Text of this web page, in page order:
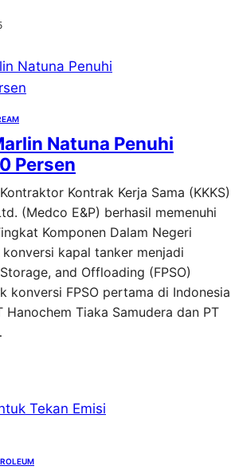
Natuna Penuhi
Persen
Kontrak Kerja Sama (KKKS)
(Medco E&P) berhasil memenuhi
Komponen Dalam Negeri
kapal tanker menjadi
and Offloading (FPSO)
konversi FPSO pertama di Indonesia
Hanochem Tiaka Samudera dan PT